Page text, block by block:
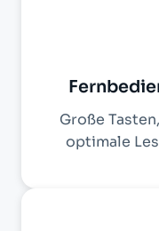
Große
optimale